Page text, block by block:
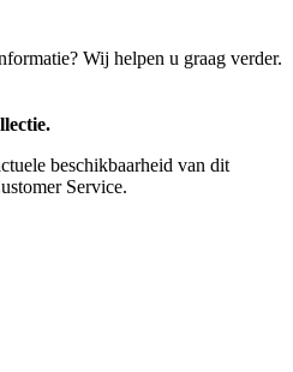
Wij helpen u graag verder.
beschikbaarheid van dit
Service.